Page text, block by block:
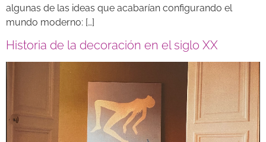
algunas de las ideas que acabarían configurando el
mundo moderno: […]
Historia de la decoración en el siglo XX